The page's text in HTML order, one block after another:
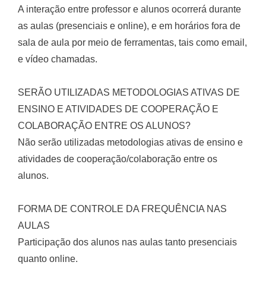
A interação entre professor e alunos ocorrerá durante
as aulas (presenciais e online), e em horários fora de
sala de aula por meio de ferramentas, tais como email,
e vídeo chamadas.
SERÃO UTILIZADAS METODOLOGIAS ATIVAS DE
ENSINO E ATIVIDADES DE COOPERAÇÃO E
COLABORAÇÃO ENTRE OS ALUNOS?
Não serão utilizadas metodologias ativas de ensino e
atividades de cooperação/colaboração entre os
alunos.
FORMA DE CONTROLE DA FREQUÊNCIA NAS
AULAS
Participação dos alunos nas aulas tanto presenciais
quanto online.